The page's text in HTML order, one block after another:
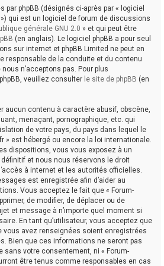
par phpBB (désignés ci-après par « logiciel
») qui est un logiciel de forum de discussions
générale GNU 2.0 » et qui peut être
(en anglais). Le logiciel phpBB a pour seul
sur internet et phpBB Limited ne peut en
responsable de la conduite et du contenu
n’acceptons pas. Pour plus
veuillez consulter le site de phpBB (en
aucun contenu à caractère abusif, obscène,
menaçant, pornographique, etc. qui
de votre pays, du pays dans lequel le
» est hébergé ou encore la loi internationale.
dispositions, vous vous exposez à un
et nous nous réservons le droit
à internet et les autorités officielles.
est enregistrée afin d’aider au
Vous acceptez le fait que « Forum-
de modifier, de déplacer ou de
et message à n’importe quel moment si
En tant qu’utilisateur, vous acceptez que
avez renseignées soient enregistrées
Bien que ces informations ne seront pas
sans votre consentement, ni « Forum-
être tenus comme responsables en cas